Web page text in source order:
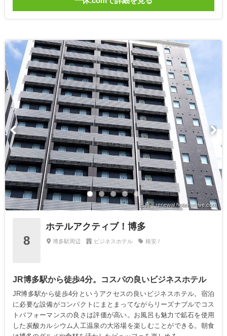
出典：renewal.hotel-active.com
8
ホテルアクティブ！博多
博多駅周辺 ビジネスホテル 格安 /
JR博多駅から徒歩4分。コスパの良いビジネスホテル
JR博多駅から徒歩4分というアクセスの良いビジネスホテル。宿泊
に必要な設備がコンパクトにまとまってながらリーズナブルでコス
トパフォーマンスの良さは評価が高い。お風呂も魅力で鉱石を使用
した炭酸カルシウム人工温泉の大浴場を楽しむことができる。朝食